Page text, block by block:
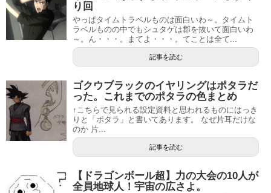
り回
やっぱタイムトラベルものは面白いわ～。タイムト
ラベルものの中でもシュタゲは郡を抜いて面白いわ
～。ん・・・。まてよ・・・。てことは全て...
記事を読む
ゴクウブラックのイヤリングはポタラだ
った。これまでのポタラの色まとめ
↑こちらで見られる設定資料と思われるものにはっき
りと「ポタラ」と書いてあります。 なぜ片耳だけな
のか 片...
記事を読む
【ドラゴンボール超】力の大会の10人が
全員地球人！宇宙の広さよ。